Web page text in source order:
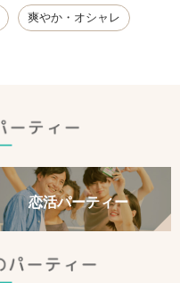
爽やか・オシャレ
恋活パーティー